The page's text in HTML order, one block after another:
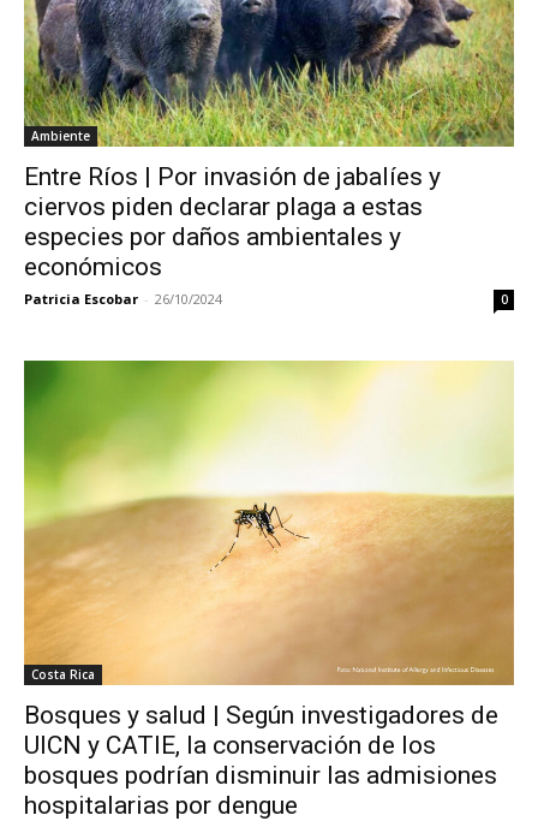
Ambiente
Entre Ríos | Por invasión de jabalíes y
ciervos piden declarar plaga a estas
especies por daños ambientales y
económicos
Patricia Escobar - 26/10/2024 0
Costa Rica
Bosques y salud | Según investigadores de
UICN y CATIE, la conservación de los
bosques podrían disminuir las admisiones
hospitalarias por dengue